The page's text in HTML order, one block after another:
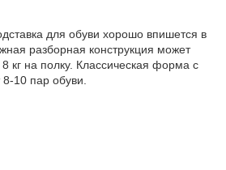
для обуви хорошо впишется в
разборная конструкция может
кг на полку. Классическая форма с
10 пар обуви.